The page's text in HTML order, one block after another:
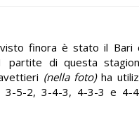
finora è stato il Bari
partite di questa
(nella foto)ha
3-5-2, 3-4-3, 4-3-3 e 4-